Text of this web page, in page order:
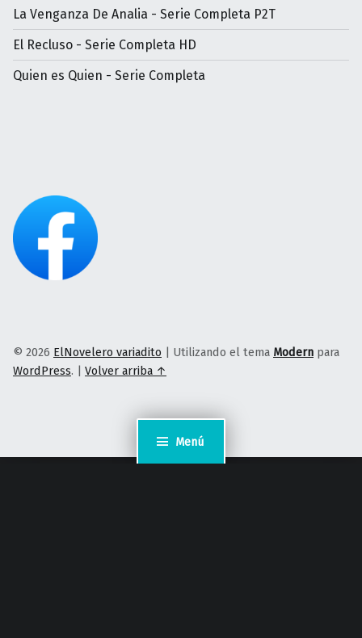
Menú
La Venganza De Analia - Serie Completa P2T
El Recluso - Serie Completa HD
Quien es Quien - Serie Completa
© 2026 ElNovelero variadito | Utilizando el tema Modern para
WordPress. | Volver arriba ↑